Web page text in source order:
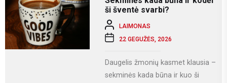
naudojamės socialiniais...
ši šventė svarbi?
LAIMONAS
22 GEGUŽĖS, 2026
Daugelis žmonių kasmet klausia –
sekminės kada būna ir kuo ši